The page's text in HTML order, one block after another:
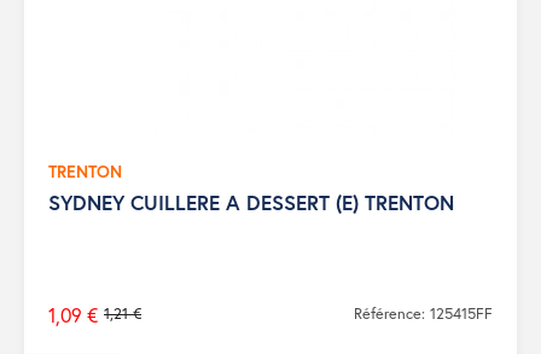
TRENTON
SYDNEY CUILLERE A DESSERT (E) TRENTON
Prix
1,21 €
1,09 € Référence: 125415FF